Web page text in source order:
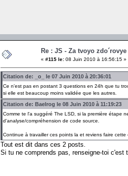
Re : JS - Za tvoyo zdo´rovye
« #115 le: 08 Juin 2010 à 16:56:15 »
Citation de: _o_ le 07 Juin 2010 à 20:36:01
Ce n'est pas en postant 3 questions en 24h que tu
si elle est beaucoup moins validée que les autres.
Citation de: Baelrog le 08 Juin 2010 à 11:19:23
Comme te l'a suggéré The LSD, si la première étape
d'analyse/compréhension de code source.
Continue à travailler ces points la et reviens faire
Tout est dit dans ces 2 posts.
Si tu ne comprends pas, renseigne-toi c'est